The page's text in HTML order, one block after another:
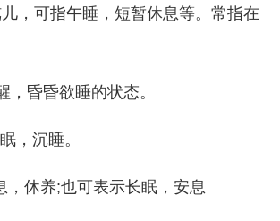
可指午睡，短暂休息等。常指在
昏昏欲睡的状态。
沉睡。
养;也可表示长眠，安息